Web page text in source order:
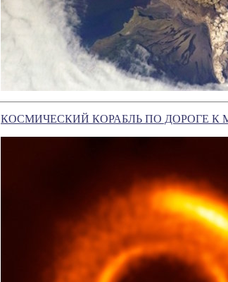
КОСМИЧЕСКИЙ КОРАБЛЬ ПО ДОРОГЕ